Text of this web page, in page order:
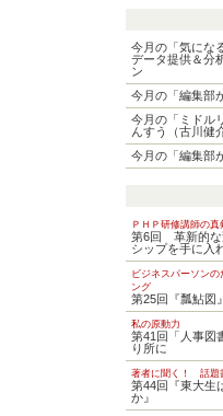
今月の「気にな
データ提供＆分
ン
今月の「編集部
今月の「ミドル
んすう（古川健
今月の「編集部
ＰＨＰ研修講師の真
第6回 革新的な
シップを手に入
ビジネスパーソン
ング
第25回『瓢鮎図』
私の原動力
第41回「人事図
り所に
著者に聞く！ 話題
第44回『東大生
か』